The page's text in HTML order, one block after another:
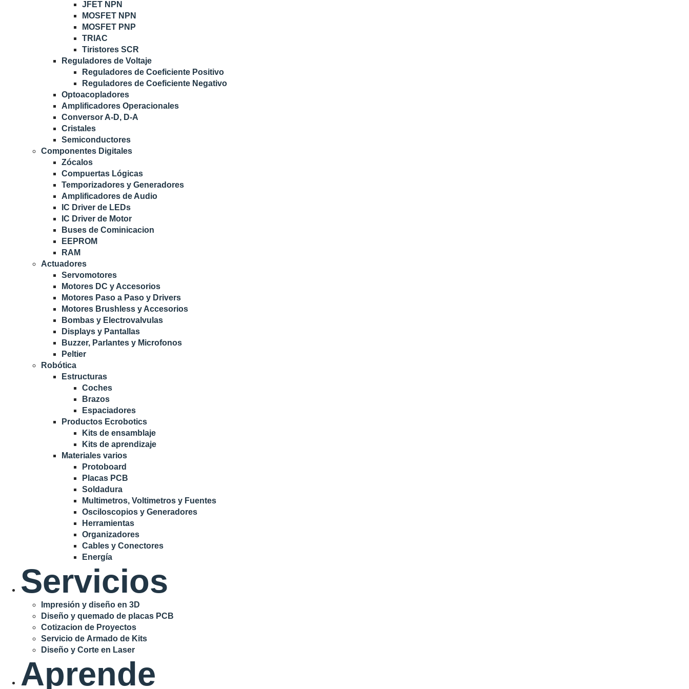
JFET NPN
MOSFET NPN
MOSFET PNP
TRIAC
Tiristores SCR
Reguladores de Voltaje
Reguladores de Coeficiente Positivo
Reguladores de Coeficiente Negativo
Optoacopladores
Amplificadores Operacionales
Conversor A-D, D-A
Cristales
Semiconductores
Componentes Digitales
Zócalos
Compuertas Lógicas
Temporizadores y Generadores
Amplificadores de Audio
IC Driver de LEDs
IC Driver de Motor
Buses de Cominicacion
EEPROM
RAM
Actuadores
Servomotores
Motores DC y Accesorios
Motores Paso a Paso y Drivers
Motores Brushless y Accesorios
Bombas y Electrovalvulas
Displays y Pantallas
Buzzer, Parlantes y Microfonos
Peltier
Robótica
Estructuras
Coches
Brazos
Espaciadores
Productos Ecrobotics
Kits de ensamblaje
Kits de aprendizaje
Materiales varios
Protoboard
Placas PCB
Soldadura
Multimetros, Voltimetros y Fuentes
Osciloscopios y Generadores
Herramientas
Organizadores
Cables y Conectores
Energía
Servicios
Impresión y diseño en 3D
Diseño y quemado de placas PCB
Cotizacion de Proyectos
Servicio de Armado de Kits
Diseño y Corte en Laser
Aprende